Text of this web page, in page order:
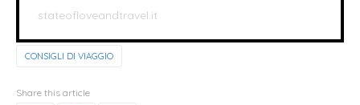
stateofloveandtravel.it
CONSIGLI DI VIAGGIO
Share this article